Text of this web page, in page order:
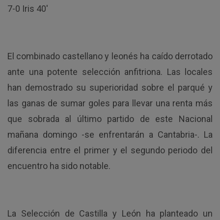
7-0 Iris 40′
El combinado castellano y leonés ha caído derrotado
ante una potente selección anfitriona. Las locales
han demostrado su superioridad sobre el parqué y
las ganas de sumar goles para llevar una renta más
que sobrada al último partido de este Nacional
mañana domingo -se enfrentarán a Cantabria-. La
diferencia entre el primer y el segundo periodo del
encuentro ha sido notable.
La Selección de Castilla y León ha planteado un